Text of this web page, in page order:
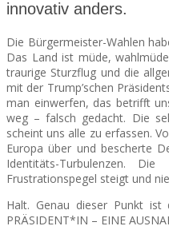
innovativ anders.
Die Bürgermeister-Wahlen
Das Land ist müde,
traurige Sturzflug und die
mit der Trump’schen
man einwerfen, das betrifft
weg – falsch gedacht. Die
scheint uns alle zu erfassen.
Europa über und bescherte
Identitäts-Turbulenzen.
Frustrationspegel steigt und
Halt. Genau dieser Punkt ist
PRÄSIDENT*IN – EINE